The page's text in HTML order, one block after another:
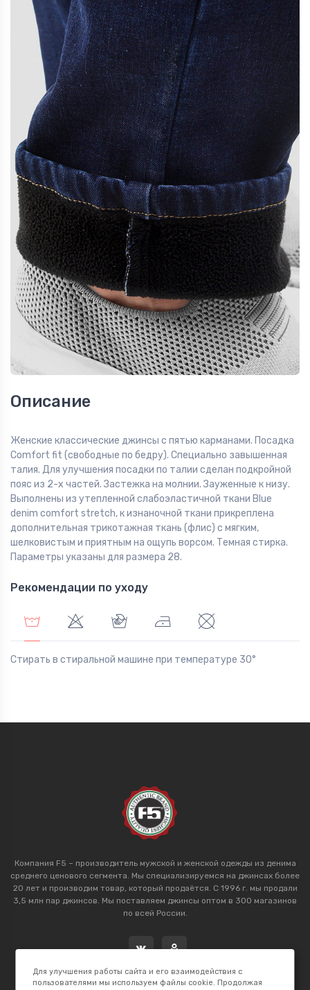
Описание
Женские классические джинсы с пятью карманами. Посадка
Comfort fit (свободные по бедру). Специально завышенная
талия. Для улучшения посадки по талии сделан подкройной
пояс из 2-х частей. Застежка на молнии. Зауженные к низу.
Выполнены из утепленной слабоэластичной ткани Blue
denim comfort stretch, к изнаночной ткани прикреплена
дополнительная трикотажная ткань (флис) с мягким,
шелковистым и приятным на ощупь ворсом. Темная стирка.
Параметры указаны для размера 28.
Рекомендации по уходу
Стирать в стиральной машине при температуре 30°
Компания F5 – производитель мужской и женской одежды из денима
среднего ценового сегмента. Мы специализируемся на джинсах более
20 лет и производим товар, который продаётся. С 1996 г. мы продали
3,5 млн пар джинсов. Мы поставляем джинсы оптом в 300 магазинов
по всей России.
Для улучшения работы сайта и его взаимодействия с
пользователями мы используем файлы cookie. Продолжая